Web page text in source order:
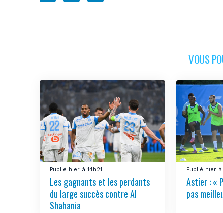
VOUS
Publié hier à 14h21
Les gagnants et les perdants
du large succès contre Al
Shahania
Publié hier à
Astier : «
pas